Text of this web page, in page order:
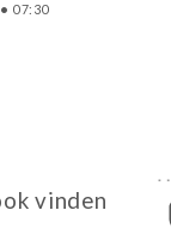
• 07:30
vinden